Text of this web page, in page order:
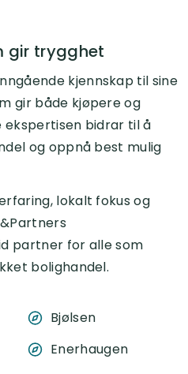
gir trygghet
kjennskap til sine
gir både kjøpere og
ekspertisen bidrar til å
og oppnå best mulig
lokalt fokus og
partner for alle som
bolighandel.
Bjølsen
Enerhaugen